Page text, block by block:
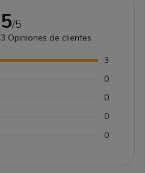
5/5
3 Opiniones de clientes
3
0
0
0
0